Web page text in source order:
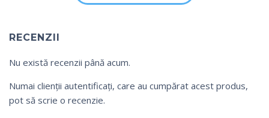
RECENZII
Nu există recenzii până acum.
Numai clienții autentificați, care au cumpărat acest produs,
pot să scrie o recenzie.